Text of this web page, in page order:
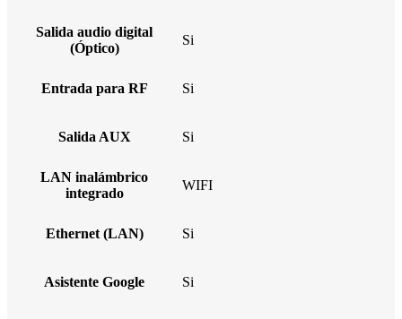
Salida audio digital
(Óptico)
Si
Entrada para RF Si
Salida AUX Si
LAN inalámbrico
integrado
WIFI
Ethernet (LAN) Si
Asistente Google Si